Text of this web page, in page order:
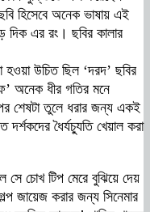
হিসেবে অনেক ভাষায় এই
দিক এর রং। ছবির কালার
হওয়া উচিত ছিল ‘দরদ’ ছবির
অনেক ধীর গতির মনে
শেষটা তুলে ধরার জন্য একই
ধৈর্যচ্যুতি খেয়াল করা
সে চোখ টিপ মেরে বুঝিয়ে দেয়
জায়েজ করার জন্য সিনেমার